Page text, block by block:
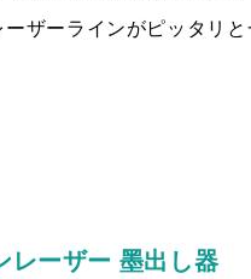
ザーラインがピッタリと
レーザー 墨出し器